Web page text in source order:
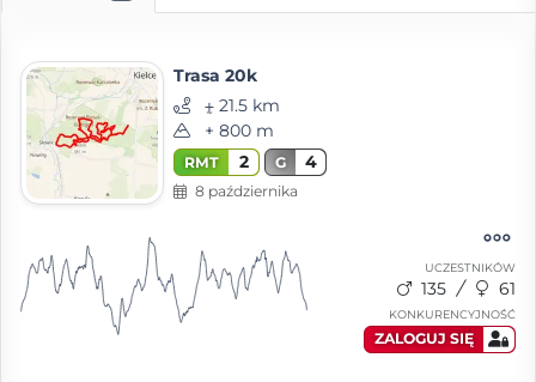
Trasa 20k
⨦ 21.5 km
+ 800 m
RMT 2 G 4
8 października
UCZESTNIKÓW
135 61
KONKURENCYJNOŚĆ
ZALOGUJ SIĘ